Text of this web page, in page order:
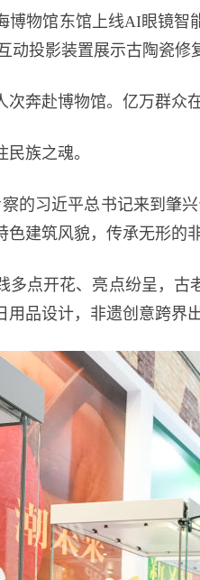
馆东馆上线AI眼镜智
动投影装置展示古陶瓷修
赴博物馆。亿万群众
族之魂。
习近平总书记来到肇兴
色建筑风貌，传承无形的
点开花、亮点纷呈，古
品设计，非遗创意跨界